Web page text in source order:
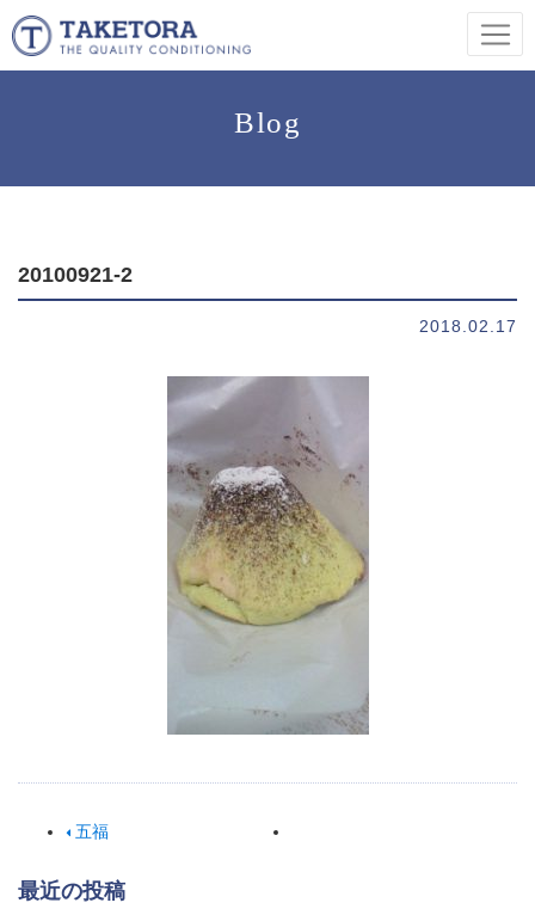
Blog
20100921-2
2018.02.17
五福
最近の投稿